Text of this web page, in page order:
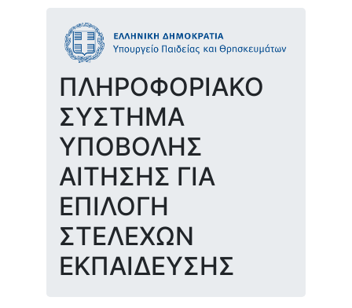
ΠΛΗΡΟΦΟΡΙΑΚΟ
ΣΥΣΤΗΜΑ
ΥΠΟΒΟΛΗΣ
ΑΙΤΗΣΗΣ ΓΙΑ
ΕΠΙΛΟΓΗ
ΣΤΕΛΕΧΩΝ
ΕΚΠΑΙΔΕΥΣΗΣ